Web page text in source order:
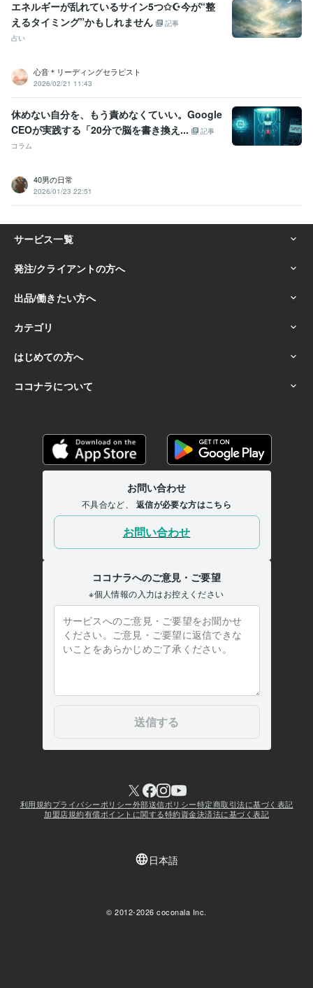
エネルギーが乱れているサイン5つ✩☪︎今が“整
えるタイミング”かもしれません
記事
占い
心音＊リーディングセラピスト
2026/02/21 11:43
休めない自分を、もう責めなくていい。Google
CEOが実践する「20分で脳を書き換え...
記事
コラム
40男の日常
2026/01/23 22:51